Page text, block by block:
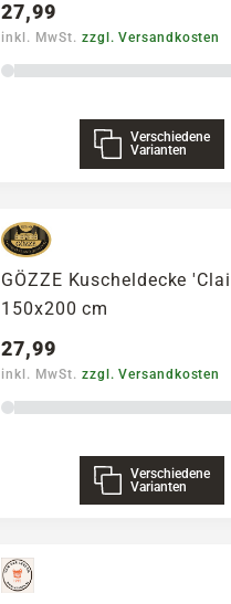
27,99
inkl. MwSt. zzgl. Versandkosten
Verschiedene
Varianten
GÖZZE Kuscheldecke
150x200 cm
27,99
inkl. MwSt. zzgl. Versandkosten
Verschiedene
Varianten